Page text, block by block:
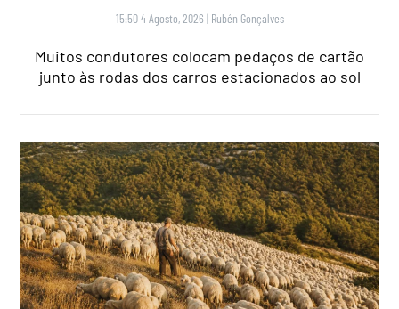
15:50 4 Agosto, 2026 | Rubén Gonçalves
Muitos condutores colocam pedaços de cartão
junto às rodas dos carros estacionados ao sol